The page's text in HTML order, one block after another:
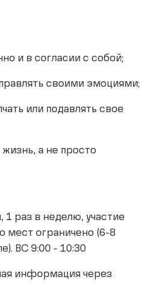
и в согласии с собой;
своими эмоциями;
или подавлять свое
а не просто
1 раз в неделю, участие
мест ограничено (6-8
ВС 9:00 - 10:30
информация через